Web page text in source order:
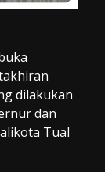
dilakukan
dan
Tual